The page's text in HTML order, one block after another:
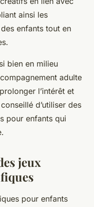
ainsi les
enfants tout en
bien en milieu
adulte
l’intérêt et
d’utiliser des
pour enfants qui
jeux
pour enfants